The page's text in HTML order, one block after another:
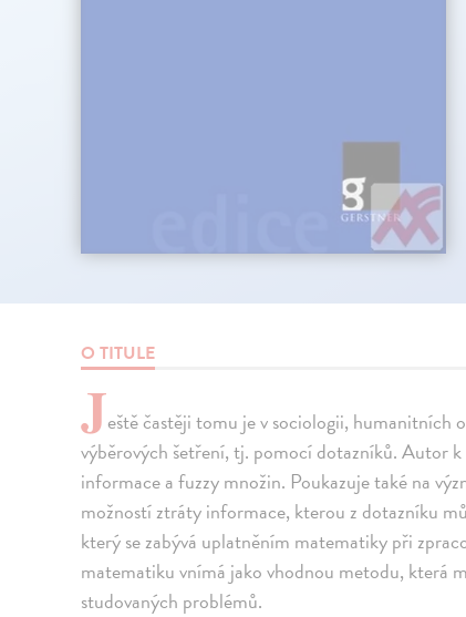
O TITULE
Ještě častěji tomu je v sociologii, humanitních
výběrových šetření, tj. pomocí dotazníků. Autor
informace a fuzzy množin. Poukazuje také na
možností ztráty informace, kterou z dotazníku
který se zabývá uplatněním matematiky při
matematiku vnímá jako vhodnou metodu, která
studovaných problémů.